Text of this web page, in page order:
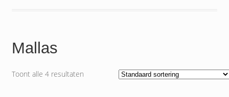
Mallas
Toont alle 4 resultaten